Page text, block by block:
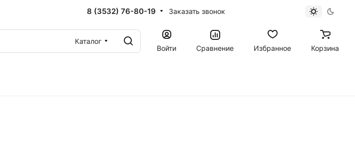
8 (3532) 76-80-19 Заказать звонок
Каталог
Войти
Сравнение Избранное Корзина